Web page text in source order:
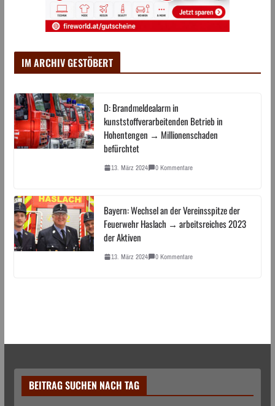
IM ARCHIV GESTÖBERT
D: Brandmeldealarm in
kunststoffverarbeitenden Betrieb in
Hohentengen → Millionenschaden
befürchtet
13. März 2024 0 Kommentare
Bayern: Wechsel an der Vereinsspitze der
Feuerwehr Haslach → arbeitsreiches 2023
der Aktiven
13. März 2024 0 Kommentare
BEITRAG SUCHEN NACH TAG